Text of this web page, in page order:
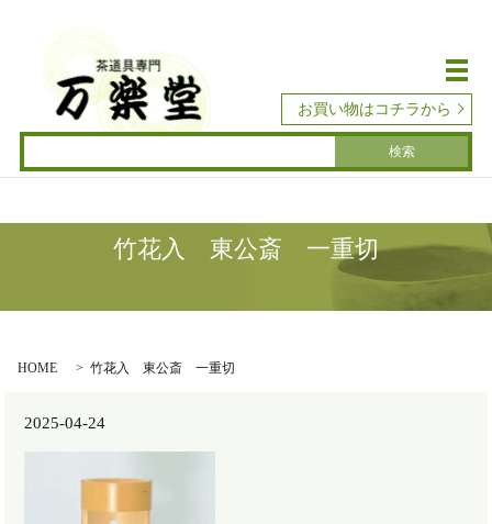
メ
お買い物はコチラから
竹花入 東公斎 一重切
HOME 竹花入 東公斎 一重切
2025-04-24